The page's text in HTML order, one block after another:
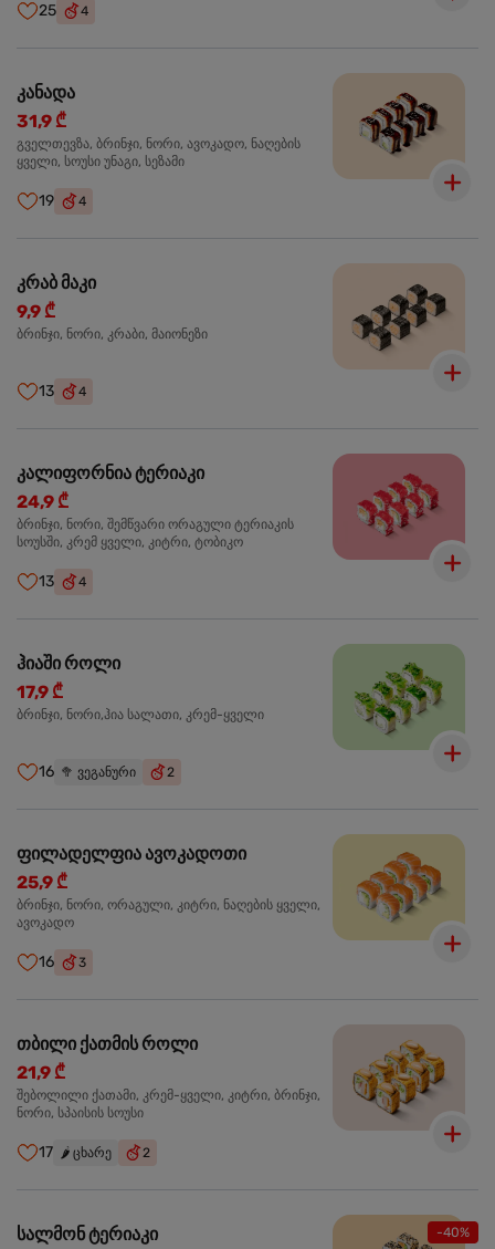
25 4
კანადა
31,9 ₾
გველთევზა, ბრინჯი, ნორი, ავოკადო, ნაღების
ყველი, სოუსი უნაგი, სეზამი
19 4
კრაბ მაკი
9,9 ₾
ბრინჯი, ნორი, კრაბი, მაიონეზი
13 4
კალიფორნია ტერიაკი
24,9 ₾
ბრინჯი, ნორი, შემწვარი ორაგული ტერიაკის
სოუსში, კრემ ყველი, კიტრი, ტობიკო
13 4
ჰიაში როლი
17,9 ₾
ბრინჯი, ნორი,ჰია სალათი, კრემ-ყველი
16 🥦 ვეგანური 2
ფილადელფია ავოკადოთი
25,9 ₾
ბრინჯი, ნორი, ორაგული, კიტრი, ნაღების ყველი,
ავოკადო
16 3
თბილი ქათმის როლი
21,9 ₾
შებოლილი ქათამი, კრემ-ყველი, კიტრი, ბრინჯი,
ნორი, სპაისის სოუსი
17 🌶️ ცხარე 2
-40%
სალმონ ტერიაკი